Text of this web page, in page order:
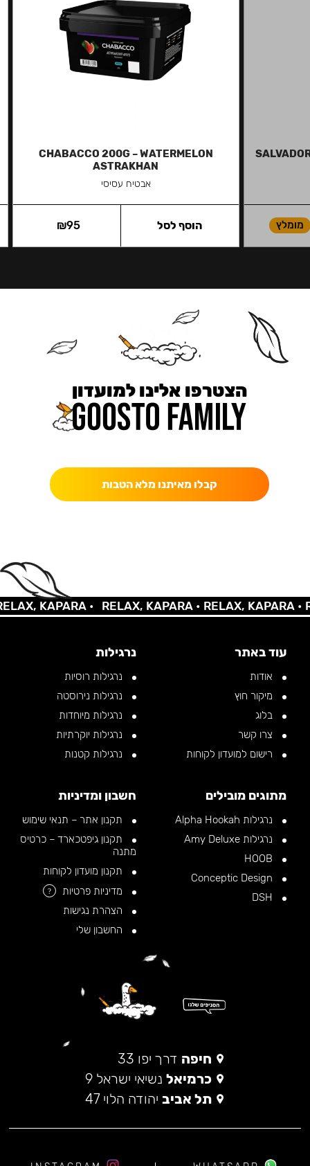
מומלץ
CHABACCO 200G – WATERMELON
ASTRAKHAN
אבטיח עסיסי
₪95 הוסף לסל
הצטרפו אלינו למועדון
קבלו מאיתנו מלא הטבות
KAPARA • RELAX, KAPARA •RELAX, KAPARA •
עוד באתר
אודות
מיקור חוץ
בלוג
צרו קשר
רישום למועדון לקוחות
נרגילות
נרגילות רוסיות
נרגילות נירוסטה
נרגילות מיוחדות
נרגילות יוקרתיות
נרגילות קטנות
מתוגים מובילים
נרגילות Alpha Hookah
נרגילות Amy Deluxe
חשבון ומדיניות
תקנון אתר – תנאי שימוש
תקנון גיפטכארד – כרטיס
מתנה
תקנון מועדון לקוחות
מדיניות פרטיות
?
הצהרת נגישות
החשבון שלי
חיפה דרך יפו 33
כרמיאל נשיאי ישראל 9
תל אביב יהודה הלוי 47